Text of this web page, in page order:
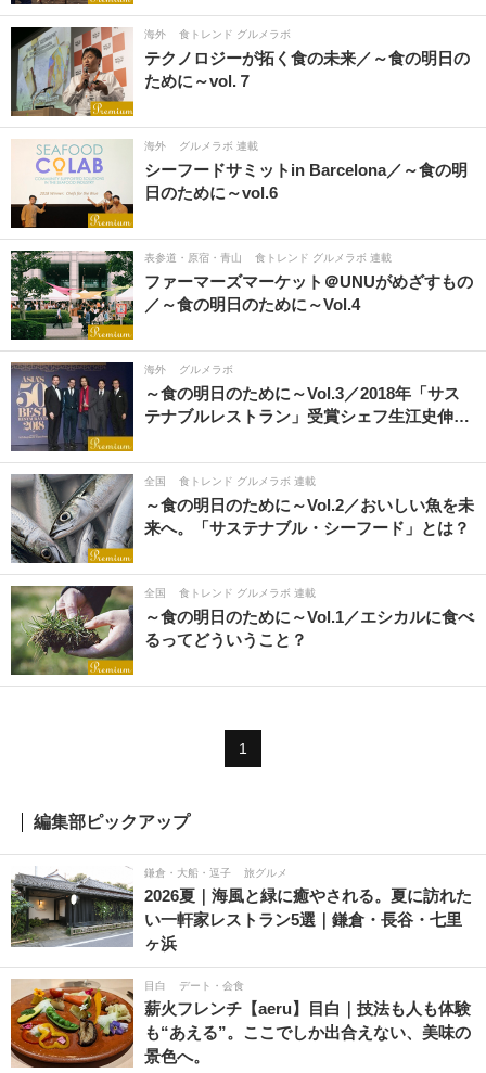
海外 食トレンド グルメラボ
テクノロジーが拓く食の未来／～食の明日の
ために～vol.７
海外 グルメラボ 連載
シーフードサミットin Barcelona／～食の明
日のために～vol.6
表参道・原宿・青山 食トレンド グルメラボ 連載
ファーマーズマーケット＠UNUがめざすもの
／～食の明日のために～Vol.4
海外 グルメラボ
～食の明日のために～Vol.3／2018年「サス
テナブルレストラン」受賞シェフ生江史伸…
全国 食トレンド グルメラボ 連載
～食の明日のために～Vol.2／おいしい魚を未
来へ。「サステナブル・シーフード」とは？
全国 食トレンド グルメラボ 連載
～食の明日のために～Vol.1／エシカルに食べ
るってどういうこと？
1
編集部ピックアップ
鎌倉・大船・逗子 旅グルメ
2026夏｜海風と緑に癒やされる。夏に訪れた
い一軒家レストラン5選｜鎌倉・長谷・七里
ヶ浜
目白 デート・会食
薪火フレンチ【aeru】目白｜技法も人も体験
も“あえる”。ここでしか出合えない、美味の
景色へ。